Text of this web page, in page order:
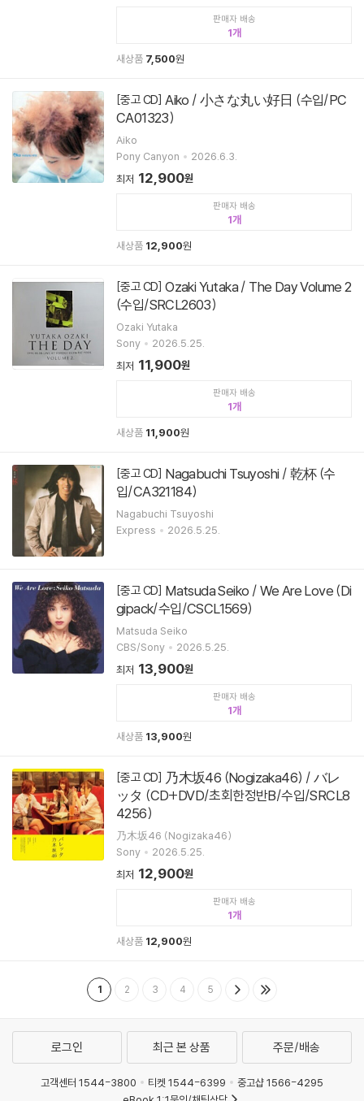
판매자 배송
1
새상품 7,500원
[중고 CD] Aiko / 小さな丸い好日 (수입/PC
CA01323)
Aiko
Pony Canyon
2026.6.3.
최저 12,900원
판매자 배송
1
새상품 12,900원
[중고 CD] Ozaki Yutaka / The Day Volume 2
(수입/SRCL2603)
Ozaki Yutaka
Sony
2026.5.25.
최저 11,900원
판매자 배송
1
새상품 11,900원
[중고 CD]
입/CA321184)
Nagabuchi Tsuyoshi
Express
2026.5.25.
[중고 CD]
gipack/수입/CSCL1569)
Matsuda Seiko
CBS/Sony
2026.5.25.
최저 13,900원
판매자 배송
1
새상품 13,900원
[중고 CD]
ッタ (CD+DVD/초회한정반B/수입/SRCL8
4256)
乃木坂46 (Nogizaka46)
Sony
2026.5.25.
최저 12,900원
판매자 배송
1
새상품 12,900원
1 2 3 4 5
로그인 최근 본 상품 주문/배송
고객센터 1544-3800 티켓 1544-6399
중고샵 1566-4295